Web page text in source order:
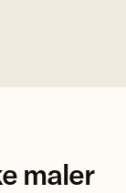
maler